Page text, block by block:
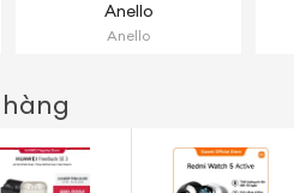
Anello
Anello